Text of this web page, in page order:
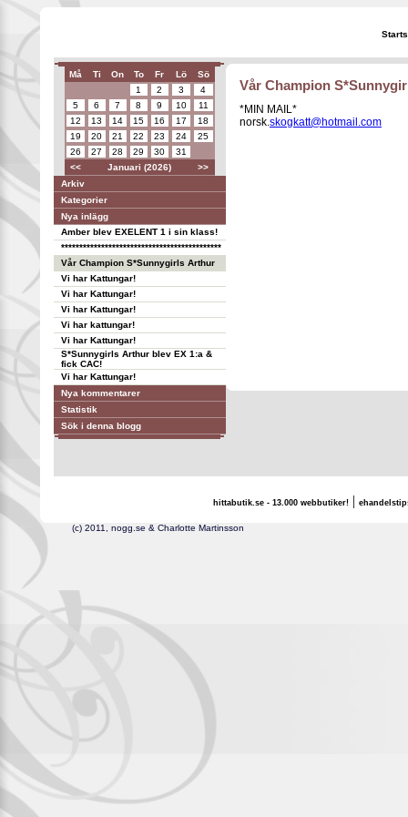
Må Ti On To Fr Lö
Sö
1
2 3
4
5
6 7 8 9 10
11
12
13 14 15 16 17
18
19
20 21 22 23 24
25
26
27 28 29 30
31
<<
Januari (2026)
>>
Arkiv
Kategorier
Nya inlägg
Amber blev EXELENT 1 i sin klass!
********************************************
Vår Champion S*Sunnygirls Arthur
Vi har Kattungar!
Vi har Kattungar!
Vi har Kattungar!
Vi har kattungar!
Vi har Kattungar!
S*Sunnygirls Arthur blev EX 1:a &
fick CAC!
Vi har Kattungar!
Nya kommentarer
Statistik
Sök i denna blogg
Vår Champion
*MIN MAIL*
norsk.skogkatt@hotmail.com
hittabutik.se - 13.000 webbutiker!|
(c) 2011, nogg.se & Charlotte Martinsson